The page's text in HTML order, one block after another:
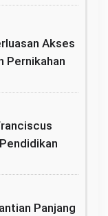
Akses
Pernikahan
Panjang